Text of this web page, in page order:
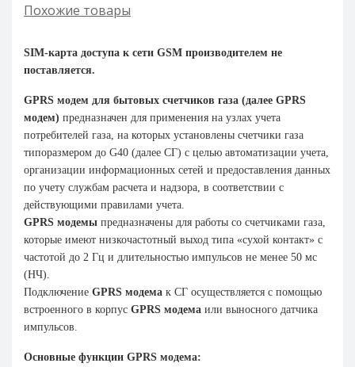
Похожие товары
SIM-карта доступа к сети GSM производителем не
поставляется.
GPRS модем для бытовых счетчиков газа (далее GPRS
модем) предназначен для применения на узлах учета
потребителей газа, на которых установлены счетчики газа
типоразмером до G40 (далее СГ) с целью автоматизации учета,
организации информационных сетей и предоставления данных
по учету службам расчета и надзора, в соответствии с
действующими правилами учета.
GPRS модемы предназначены для работы со счетчиками газа,
которые имеют низкочастотный выход типа «сухой контакт» с
частотой до 2 Гц и длительностью импульсов не менее 50 мс
(НЧ).
Подключение GPRS модема к СГ осуществляется с помощью
встроенного в корпус GPRS модема или выносного датчика
импульсов.
Основные функции GPRS модема: